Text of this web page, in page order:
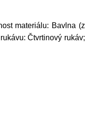
materiálu: Bavlna (z
Čtvrtinový rukáv;